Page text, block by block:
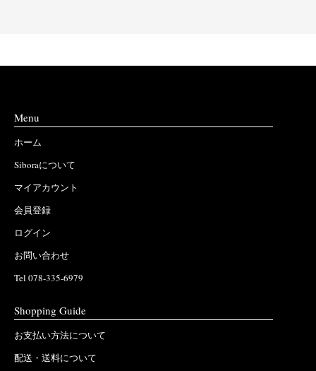
Menu
ホーム
Siboraについて
マイアカウント
会員登録
ログイン
お問い合わせ
Tel 078-335-6979
Shopping Guide
お支払い方法について
配送・送料について